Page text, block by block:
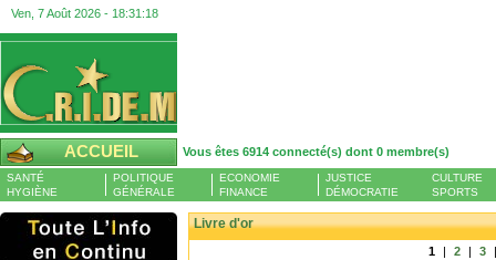
Ven, 7 Août 2026 - 18:31:18
ACCUEIL Vous êtes 6914 connecté(s) dont 0 membre(s)
SANTÉ
HYGIÈNE
POLITIQUE
GÉNÉRALE
ECONOMIE
FINANCE
JUSTICE
DÉMOCRATIE
CULTURE
SPORTS
Livre d'or
1 | 2 | 3